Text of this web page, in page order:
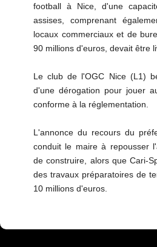
football à Nice, d'une
assises, comprenant
locaux commerciaux et de
90 millions d'euros, devait être
Le club de l'OGC Nice (L1)
d'une dérogation pour jouer
conforme à la réglementation.
L'annonce du recours du
conduit le maire à repousser
de construire, alors que Cari-
des travaux préparatoires de
10 millions d'euros.